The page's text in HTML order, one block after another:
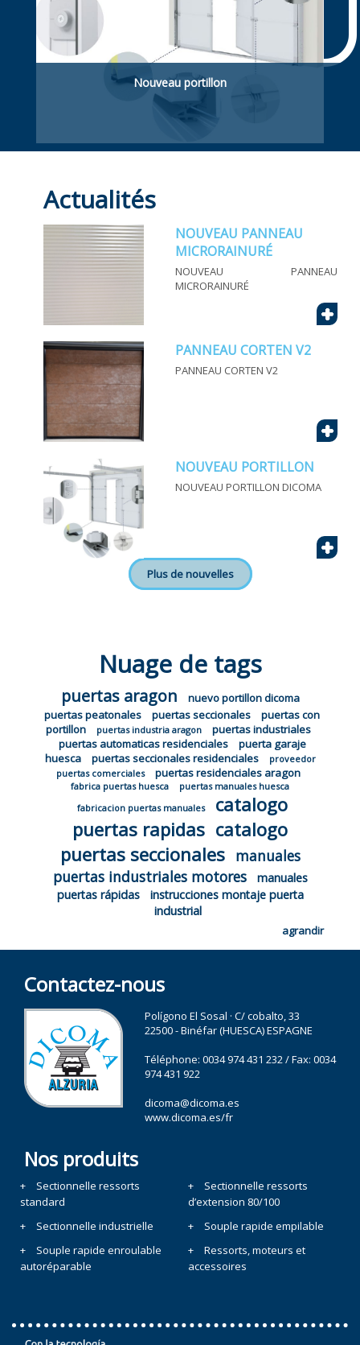
Nouveau portillon
Actualités
NOUVEAU PANNEAU
MICRORAINURÉ
NOUVEAU PANNEAU
MICRORAINURÉ
+
PANNEAU CORTEN V2
PANNEAU CORTEN V2
+
NOUVEAU PORTILLON
NOUVEAU PORTILLON DICOMA
+
Plus de nouvelles
Nuage de tags
puertas aragon
nuevo portillon dicoma
puertas peatonales
puertas seccionales
puertas con
portillon
puertas industria aragon
puertas industriales
puertas automaticas residenciales
puerta garaje
huesca
puertas seccionales residenciales
proveedor
puertas comerciales
puertas residenciales aragon
fabrica puertas huesca
puertas manuales huesca
fabricacion puertas manuales
catalogo
puertas rapidas catalogo
puertas seccionales
manuales
puertas industriales motores
manuales
puertas rápidas
instrucciones montaje puerta
industrial
agrandir
Contactez-nous
Polígono El Sosal · C/ cobalto, 33
22500 - Binéfar (HUESCA) ESPAGNE
Téléphone: 0034 974 431 232/ Fax: 0034
974 431 922
dicoma@dicoma.es
www.dicoma.es/fr
Nos produits
Sectionnelle ressorts
standard
Sectionnelle ressorts
d’extension 80/100
Sectionnelle industrielle
Souple rapide empilable
Souple rapide enroulable
autoréparable
Ressorts, moteurs et
accessoires